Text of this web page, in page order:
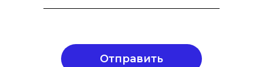
Отправить